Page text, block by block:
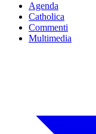
Agenda
Catholica
Commenti
Multimedia